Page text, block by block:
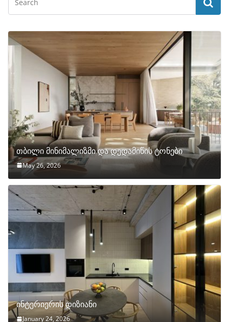
თბილი მინიმალიზმი და დედამიწის ტონები
May 26, 2026
ინტერიერის დიზიანი
January 24, 2026